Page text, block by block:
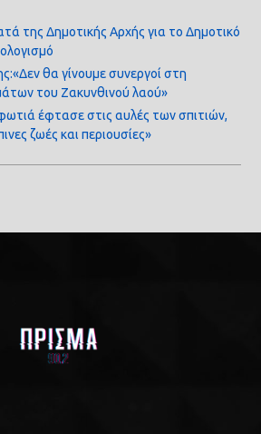
της Δημοτικής Αρχής για το Δημοτικό
θα γίνουμε συνεργοί στη
του Ζακυνθινού λαού»
έφτασε στις αυλές των σπιτιών,
ζωές και περιουσίες»